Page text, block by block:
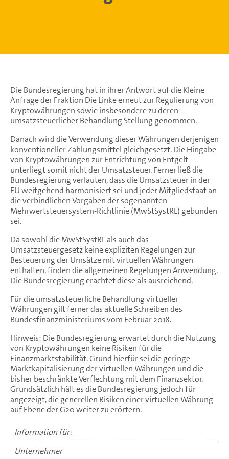
Die Bundesregierung hat in ihrer Antwort auf die Kleine
Anfrage der Fraktion Die Linke erneut zur Regulierung von
Kryptowährungen sowie insbesondere zu deren
umsatzsteuerlicher Behandlung Stellung genommen.
Danach wird die Verwendung dieser Währungen derjenigen
konventioneller Zahlungsmittel gleichgesetzt. Die Hingabe
von Kryptowährungen zur Entrichtung von Entgelt
unterliegt somit nicht der Umsatzsteuer. Ferner ließ die
Bundesregierung verlauten, dass die Umsatzsteuer in der
EU weitgehend harmonisiert sei und jeder Mitgliedstaat an
die verbindlichen Vorgaben der sogenannten
Mehrwertsteuersystem-Richtlinie (MwStSystRL) gebunden
sei.
Da sowohl die MwStSystRL als auch das
Umsatzsteuergesetz keine expliziten Regelungen zur
Besteuerung der Umsätze mit virtuellen Währungen
enthalten, finden die allgemeinen Regelungen Anwendung.
Die Bundesregierung erachtet diese als ausreichend.
Für die umsatzsteuerliche Behandlung virtueller
Währungen gilt ferner das aktuelle Schreiben des
Bundesfinanzministeriums vom Februar 2018.
Hinweis: Die Bundesregierung erwartet durch die Nutzung
von Kryptowährungen keine Risiken für die
Finanzmarktstabilität. Grund hierfür sei die geringe
Marktkapitalisierung der virtuellen Währungen und die
bisher beschränkte Verflechtung mit dem Finanzsektor.
Grundsätzlich hält es die Bundesregierung jedoch für
angezeigt, die generellen Risiken einer virtuellen Währung
auf Ebene der G20 weiter zu erörtern.
Information für:
Unternehmer